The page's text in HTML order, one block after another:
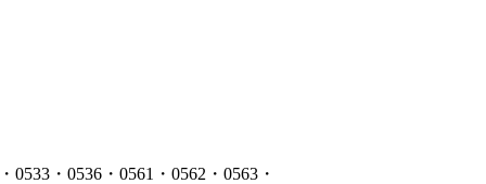
・0536・0561・0562・0563・